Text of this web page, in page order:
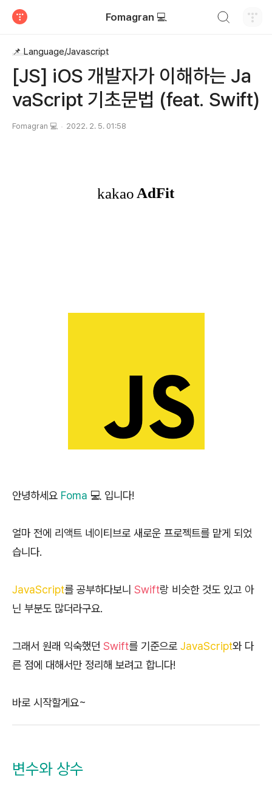
Fomagran 💻
📌 Language/Javascript
[JS] iOS 개발자가 이해하는 Ja
vaScript 기초문법 (feat. Swift)
Fomagran 💻 2022. 2. 5. 01:58
안녕하세요 Foma 💻 입니다!
얼마 전에 리액트 네이티브로 새로운 프로젝트를 맡게 되었
습니다.
JavaScript를 공부하다보니 Swift랑 비슷한 것도 있고 아
닌 부분도 많더라구요.
그래서 원래 익숙했던 Swift를 기준으로 JavaScript와 다
른 점에 대해서만 정리해 보려고 합니다!
바로 시작할게요~
변수와 상수